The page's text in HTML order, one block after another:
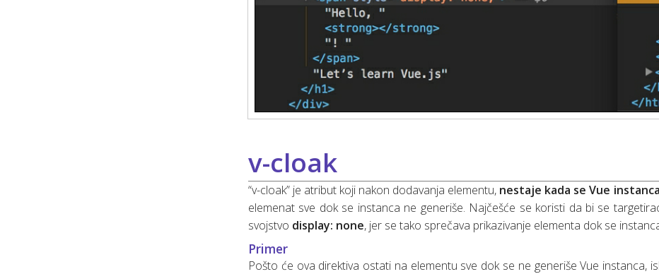
v-cloak
“v-cloak” je atribut koji nakon dodavanja elementu, nestaje kada se Vue
elemenat sve dok se instanca ne generiše. Najčešće se koristi da bi se
svojstvo display: none, jer se tako sprečava prikazivanje elementa dok se
Primer
Pošto će ova direktiva ostati na elementu sve dok se ne generiše Vue